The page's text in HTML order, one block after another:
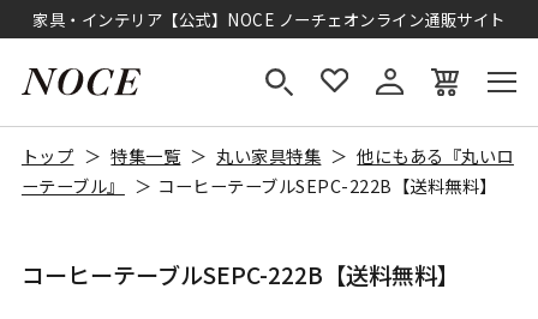
家具・インテリア【公式】NOCE ノーチェオンライン通販サイト
トップ 特集一覧 丸い家具特集
他にもある『丸いロ
ーテーブル』
コーヒーテーブルSEPC-222B【送料無料】
コーヒーテーブルSEPC-222B【送料無料】